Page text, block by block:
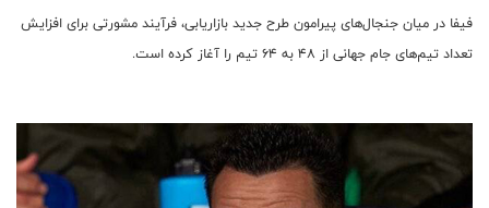
فیفا در میان جنجال‌های پیرامون طرح جدید بازاریابی، فرآیند مشورتی برای افزایش
تعداد تیم‌های جام جهانی از ۴۸ به ۶۴ تیم را آغاز کرده است.